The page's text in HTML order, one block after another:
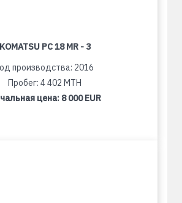
KOMATSU PC 18 MR - 3
производства: 2016
Пробег: 4 402 MTH
цена: 8 000 EUR